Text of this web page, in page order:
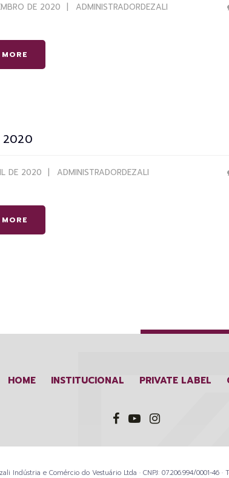
DE 2020 ADMINISTRADORDEZALI
2020
DE 2020 ADMINISTRADORDEZALI
HOME INSTITUCIONAL PRIVATE LABEL
Indústria e Comércio do Vestuário Ltda · CNPJ: 07.206.994/0001-46 ·